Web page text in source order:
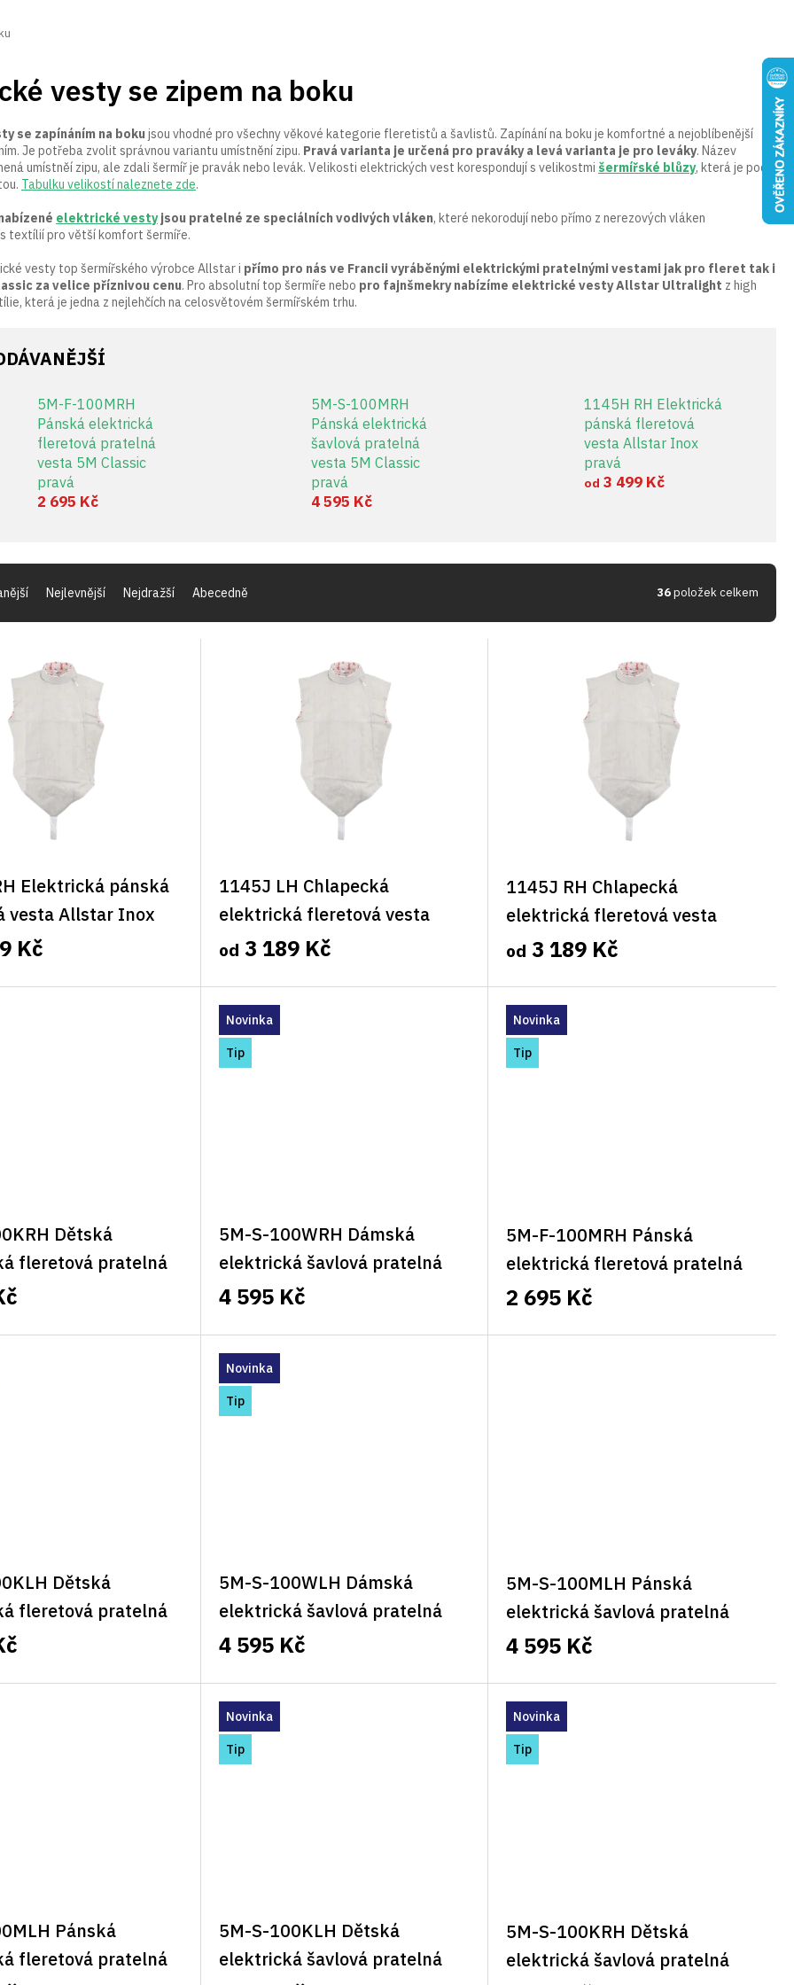
vesty se zipem na boku
se zapínáním na bokujsou vhodné pro všechny věkové kategorie fleretistů a šavlistů. Zapínání na boku je komfortné a nejoblíbenější
Je potřeba zvolit správnou variantu umístnění zipu. Pravá varianta je určená pro praváky a levá varianta je pro leváky. Název
umístněí zipu, ale zdali šermíř je pravák nebo levák. Velikosti elektrických vest korespondují s velikostmi šermířské blůzy, která je pod
Tabulku velikostí naleznete zde.
elektrické vestyjsou pratelné ze speciálních vodivých vláken, které nekorodují nebo přímo z nerezových vláken
textílií pro větší komfort šermíře.
vesty top šermířského výrobce Allstar i přímo pro nás ve Francii vyráběnými elektrickými pratelnými vestami jak pro fleret tak i
za velice příznivou cenu. Pro absolutní top šermíře nebo pro fajnšmekry nabízíme elektrické vesty Allstar Ultralight z high
která je jedna z nejlehčích na celosvětovém šermířském trhu.
5M-F-100MRH
Pánská elektrická
fleretová pratelná
vesta 5M Classic
pravá
2 695 Kč
5M-S-100MRH
Pánská elektrická
šavlová pratelná
vesta 5M Classic
pravá
4 595 Kč
1145H RH Elektrická
pánská fleretová
vesta Allstar Inox
pravá
od 3 499 Kč
Nejlevnější Nejdražší Abecedně 36položek celkem
Elektrická pánská
vesta Allstar Inox
Kč
1145J LH Chlapecká
elektrická fleretová vesta
Allstar Inox levá
od 3 189 Kč
1145J RH Chlapecká
elektrická fleretová vesta
Allstar Inox pravá
od 3 189 Kč
Dětská
fleretová pratelná
pravá
Novinka
Tip
5M-S-100WRH Dámská
elektrická šavlová pratelná
vesta 5M Classic pravá
4 595 Kč
Novinka
Tip
5M-F-100MRH Pánská
elektrická fleretová pratelná
vesta 5M Classic pravá
2 695 Kč
Dětská
fleretová pratelná
levá
Novinka
Tip
5M-S-100WLH Dámská
elektrická šavlová pratelná
vesta 5M Classic levá
4 595 Kč
5M-S-100MLH Pánská
elektrická šavlová pratelná
vesta 5M Classic levá
4 595 Kč
Pánská
fleretová pratelná
Novinka
Tip
5M-S-100KLH Dětská
elektrická šavlová pratelná
Novinka
Tip
5M-S-100KRH Dětská
elektrická šavlová pratelná